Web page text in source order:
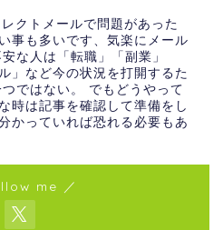
クトメールで問題があった
事も多いです、気楽にメール
な人は「転職」「副業」
」など今の状況を打開するた
ではない。 でもどうやって
時は記事を確認して準備をし
かっていれば恐れる必要もあ
me ／